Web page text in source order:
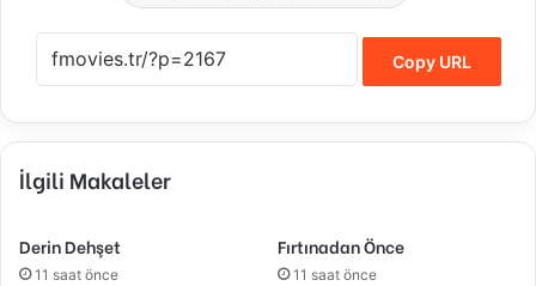
Copy URL
İlgili Makaleler
Derin Dehşet
11 saat önce
Fırtınadan Önce
11 saat önce